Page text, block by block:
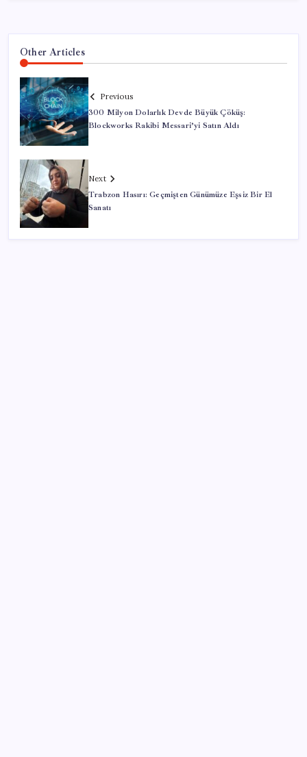
Other Articles
Previous
300 Milyon Dolarlık Devde Büyük Çöküş:
Blockworks Rakibi Messari’yi Satın Aldı
Next
Trabzon Hasırı: Geçmişten Günümüze Eşsiz Bir El
Sanatı